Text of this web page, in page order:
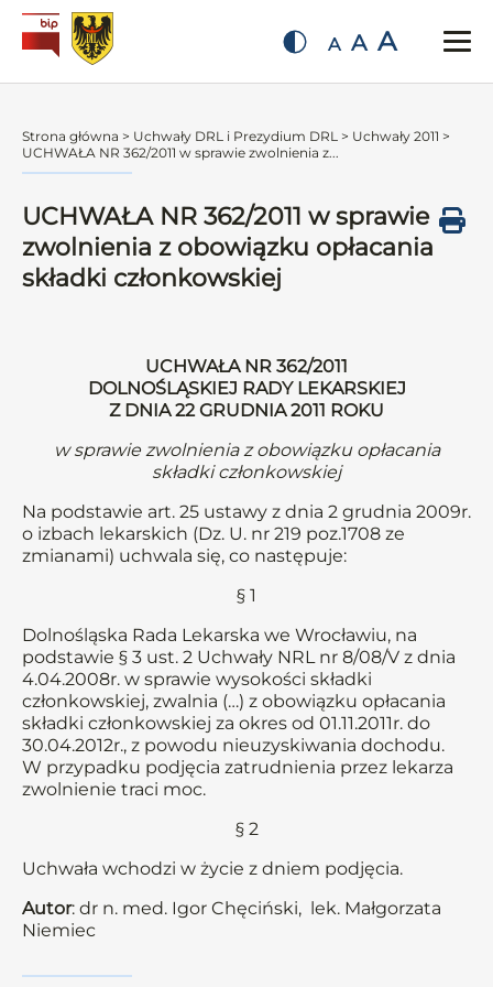
A A A
Strona główna > Uchwały DRL i Prezydium DRL > Uchwały 2011 >
UCHWAŁA NR 362/2011 w sprawie zwolnienia z...
UCHWAŁA NR 362/2011 w sprawie
zwolnienia z obowiązku opłacania
składki członkowskiej
UCHWAŁA NR 362/2011
DOLNOŚLĄSKIEJ RADY LEKARSKIEJ
Z DNIA 22 GRUDNIA 2011 ROKU
w sprawie zwolnienia z obowiązku opłacania
składki członkowskiej
Na podstawie art. 25 ustawy z dnia 2 grudnia 2009r.
o izbach lekarskich (Dz. U. nr 219 poz.1708 ze
zmianami) uchwala się, co następuje:
§ 1
Dolnośląska Rada Lekarska we Wrocławiu, na
podstawie § 3 ust. 2 Uchwały NRL nr 8/08/V z dnia
4.04.2008r. w sprawie wysokości składki
członkowskiej, zwalnia (…) z obowiązku opłacania
składki członkowskiej za okres od 01.11.2011r. do
30.04.2012r., z powodu nieuzyskiwania dochodu.
W przypadku podjęcia zatrudnienia przez lekarza
zwolnienie traci moc.
§ 2
Uchwała wchodzi w życie z dniem podjęcia.
Autor: dr n. med. Igor Chęciński, lek. Małgorzata
Niemiec